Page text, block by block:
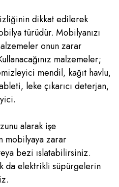
dikkat edilerek
türüdür. Mobilyanızı
onun zarar
malzemeler;
mendil, kağıt havlu,
leke çıkarıcı deterjan,
alarak işe
mobilyaya zarar
bezi ıslatabilirsiniz.
da elektrikli süpürgelerin